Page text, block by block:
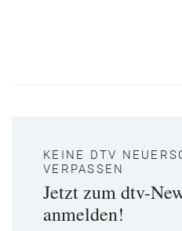
KEINE DTV
VERPASSEN
Jetzt zum dtv-
anmelden!